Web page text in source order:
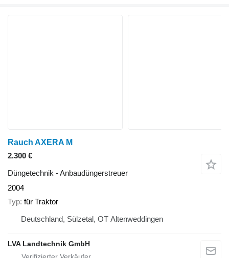
Rauch AXERA M
2.300 €
Düngetechnik - Anbaudüngerstreuer
2004
Typ für Traktor
Deutschland, Sülzetal, OT Altenweddingen
LVA Landtechnik GmbH